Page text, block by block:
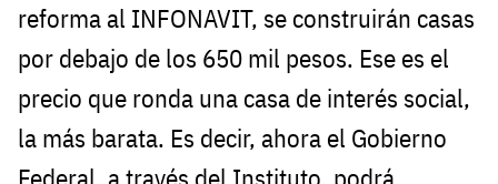
reforma al INFONAVIT, se construirán casas
por debajo de los 650 mil pesos. Ese es el
precio que ronda una casa de interés social,
la más barata. Es decir, ahora el Gobierno
Federal, a través del Instituto, podrá